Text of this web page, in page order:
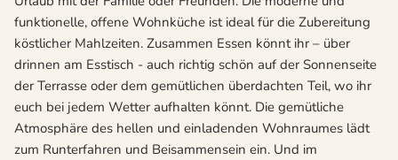
funktionelle, offene Wohnküche ist ideal für die Zubereitung
köstlicher Mahlzeiten. Zusammen Essen könnt ihr – über
drinnen am Esstisch - auch richtig schön auf der Sonnenseite
der Terrasse oder dem gemütlichen überdachten Teil, wo ihr
euch bei jedem Wetter aufhalten könnt. Die gemütliche
Atmosphäre des hellen und einladenden Wohnraumes lädt
zum Runterfahren und Beisammensein ein. Und im